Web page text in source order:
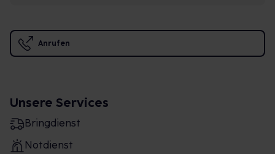
Anrufen
Unsere Services
Bringdienst
Notdienst